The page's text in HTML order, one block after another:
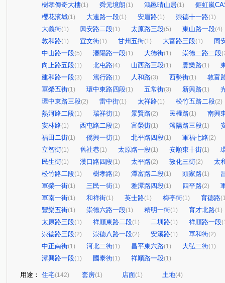
樹孝傳奇大樓(1) 舜元境朗(1) 鴻邑晴山居(1)
鉅虹嵐
櫻花濱城(1) 大連路一段(1) 安眉路(1) 崇德十一路(1)
大義街(1) 興安路二段(1) 太原路三段(5) 東山路一段(4)
敦和路(1) 宜文街(1) 甘州五街(1) 大富路三段(1)
同
中山路一段(5) 瀋陽路一段(1) 大德街(1) 崇德二路二段
向上路五段(1) 北屯路(4) 山西路三段(1) 豐樂路(1)
建和路一段(3) 篤行路(1) 人和路(3) 西勢街(1)
敦富
軍榮五街(1) 環中東路四段(1) 五常街(3) 新興路(1)
環中東路三段(2) 雷中街(1) 太祥路(1) 松竹五路二段(2)
熱河路二段(1) 瑞祥街(1) 景賢路(2) 民權路(1)
南興
安林路(1) 西屯路二段(2) 富榮街(1) 瀋陽路三段(1)
福田二街(1) 僑興一街(1) 北平路四段(1) 軍福七路(2)
立智街(1) 舊社巷(1) 太原路一段(1) 安順東十街(1)
民生街(1) 漢口路四段(1) 太平路(2) 敦化三街(2)
太
松竹路二段(1) 樹孝路(2) 潭富路二段(1) 頭家路(1)
軍榮一街(1) 三民一街(1) 雅潭路四段(1) 四平路(2)
軍南一街(1) 和祥街(1) 英士路(1) 梅亭街(1) 育德路
豐樂五街(1) 崇德六路一段(1) 精明一街(1) 育才北路(1)
太原路三段(1) 祥順東路二段(1) 二圳路(1) 祥順路一段
崇德路三段(2) 崇德八路一段(2) 安溪路(1) 軍和街(2)
中正南街(1) 河北二街(1) 昌平東六路(1) 大弘二街(1)
潭興路一段(1) 國泰街(1) 祥順路一段(1)
用途： 住宅(142) 套房(1) 店面(1) 土地(4)